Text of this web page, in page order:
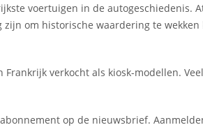
voertuigen in de autogeschiedenis.
om historische waardering te wekken
verkocht als kiosk-modellen.
op de nieuwsbrief.